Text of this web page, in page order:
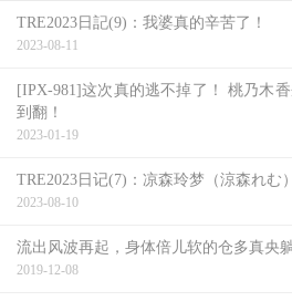
TRE2023日記(9)：我婆真的辛苦了！
2023-08-11
[IPX-981]这次真的逃不掉了！ 桃乃木
到翻！
2023-01-19
TRE2023日记(7)：凉森玲梦（涼森れむ
2023-08-10
流出风波再起，身体倍儿软的仓多真央
2019-12-08